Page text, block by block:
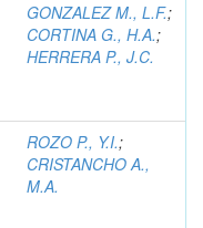
GONZALEZ M., L.F.;
CORTINA G., H.A.;
HERRERA P., J.C.
ROZO P., Y.I.;
CRISTANCHO A.,
M.A.